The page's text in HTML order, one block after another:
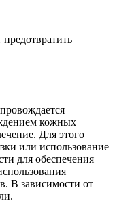
кожных
Для этого
или использование
для обеспечения
В зависимости от